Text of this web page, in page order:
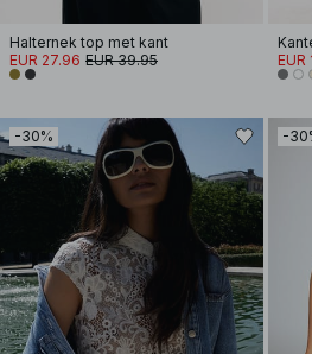
Halternek top met kant
EUR 27.96 EUR 39.95
EUR
-30% -